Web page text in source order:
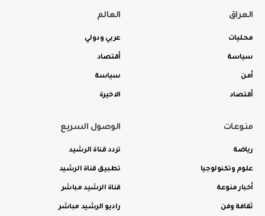
العراق
محليات
سياسة
أمن
أقتصاد
العالم
عربي ودولي
أقتصاد
سياسة
الاخيرة
منوعات
رياضة
علوم وتكنولوجيا
أخبار منوعة
ثقافة وفن
الوصول السريع
تردد قناة الرشيد
تطبيق قناة الرشيد
قناة الرشيد مباشر
راديو الرشيد مباشر